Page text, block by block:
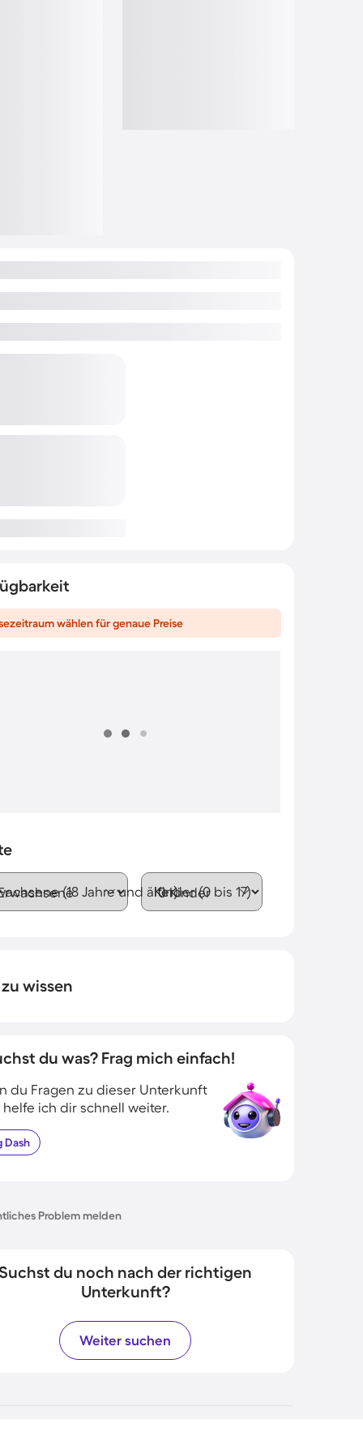
wählen für genaue Preise
(18 Jahre und älter)Kinder (0 bis 17)
wissen
du was? Frag mich einfach!
du Fragen zu dieser Unterkunft
helfe ich dir schnell weiter.
Dash
Problem melden
du noch nach der richtigen
Unterkunft?
Weiter suchen